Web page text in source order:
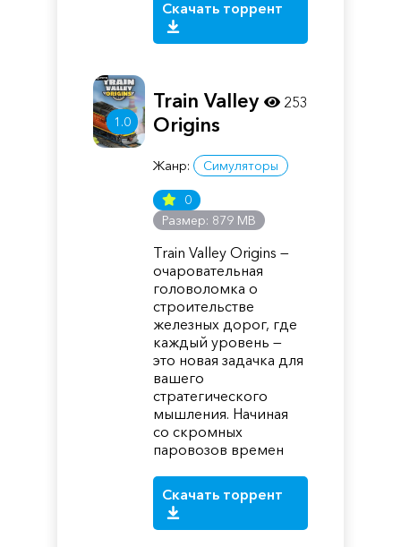
Скачать торрент
1.0
Train Valley
Origins
Жанр: Симуляторы
0
Размер: 879 MB
Train Valley Origins —
очаровательная
головоломка о
строительстве
железных дорог, где
каждый уровень —
это новая задачка для
вашего
стратегического
мышления. Начиная
со скромных
паровозов времен
Скачать торрент
253